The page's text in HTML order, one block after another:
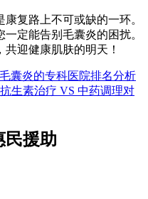
复路上不可或缺的一环。
定能告别毛囊炎的困扰。
迎健康肌肤的明天！
囊炎的专科医院排名分析
生素治疗 VS 中药调理对
民援助